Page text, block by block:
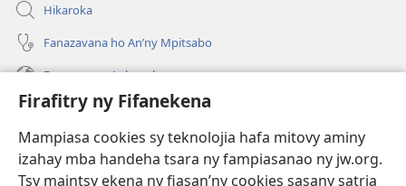
Firafitry ny Fifanekena
Mampiasa cookies sy teknolojia hafa mitovy aminy
izahay mba handeha tsara ny fampiasanao ny jw.org.
Tsy maintsy ekena ny fiasan’ny cookies sasany satria
Hikaroka
Fanazavana ho An’ny Mpitsabo
Fanazavana Ankapobeny
Fanampiana
Fanomezana
(manokatra
rohy)